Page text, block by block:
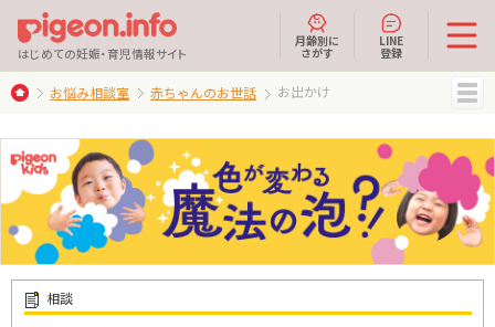
はじめての妊娠・育児情報サイト
月齢別に
さがす
LINE
登録
お悩み相談室 赤ちゃんのお世話 お出かけ
相談